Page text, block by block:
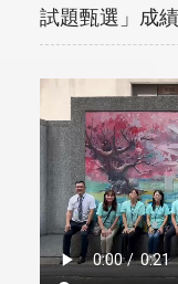
試題甄選」成